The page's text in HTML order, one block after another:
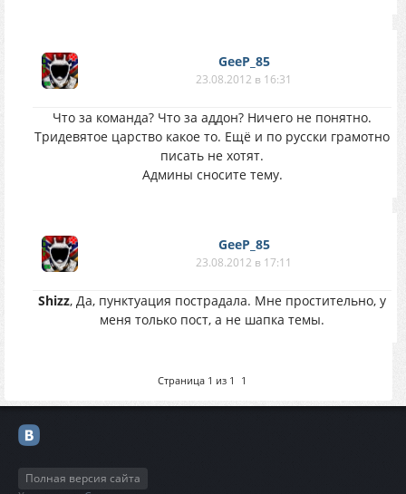
GeeP_85
23.08.2012 в 16:31
Что за команда? Что за аддон? Ничего не понятно.
Тридевятое царство какое то. Ещё и по русски грамотно
писать не хотят.
Админы сносите тему.
GeeP_85
23.08.2012 в 17:11
Shizz, Да, пунктуация пострадала. Мне простительно, у
меня только пост, а не шапка темы.
Страница 1 из 1 1
Полная версия сайта